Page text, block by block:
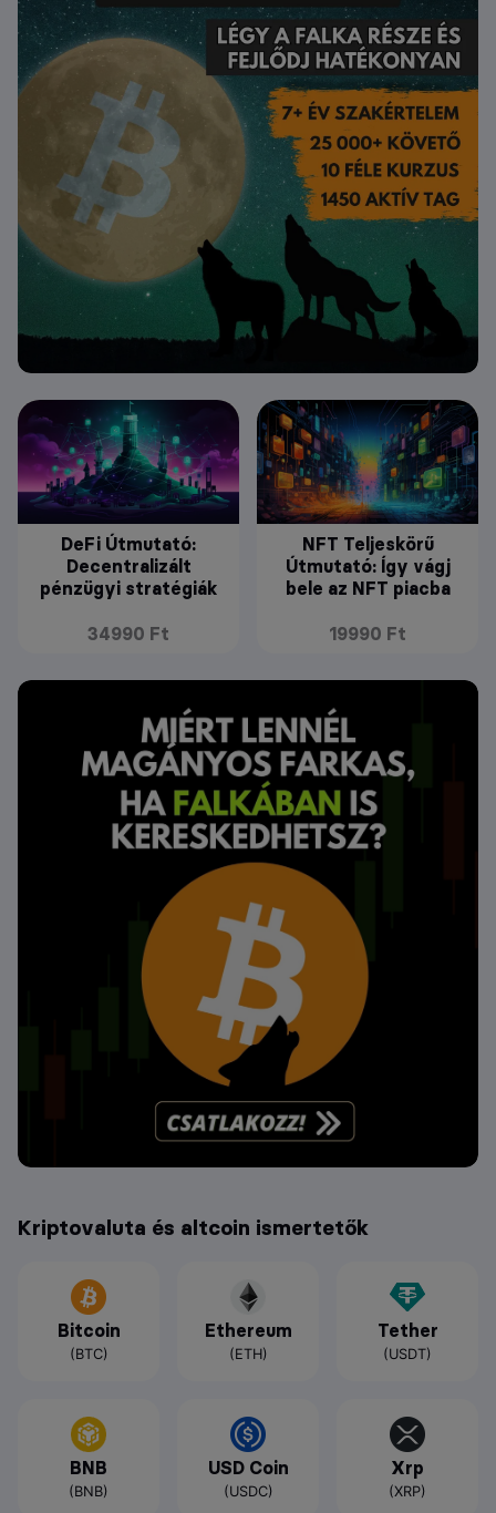
DeFi Útmutató:
Decentralizált
pénzügyi stratégiák
34990 Ft
NFT Teljeskörű
Útmutató: Így vágj
bele az NFT piacba
19990 Ft
Kriptovaluta és altcoin ismertetők
Bitcoin
(BTC)
Ethereum
(ETH)
Tether
(USDT)
BNB
(BNB)
USD Coin
(USDC)
Xrp
(XRP)